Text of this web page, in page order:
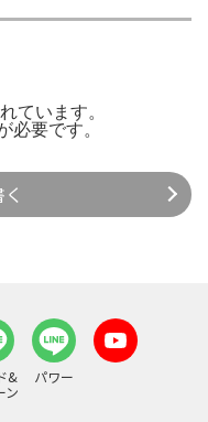
ています。
必要です。
&
ン
パワー